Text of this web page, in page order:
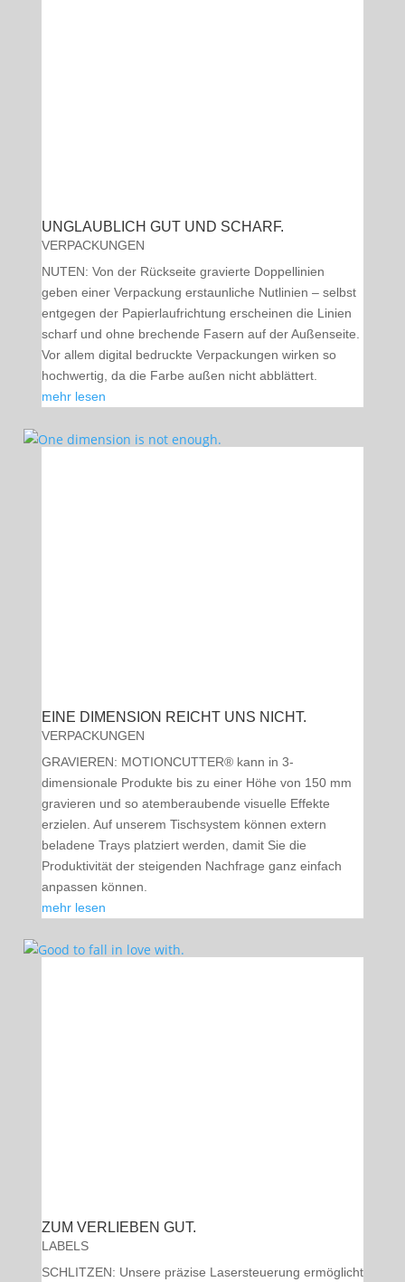
UNGLAUBLICH GUT UND SCHARF.
VERPACKUNGEN
NUTEN: Von der Rückseite gravierte Doppellinien
geben einer Verpackung erstaunliche Nutlinien – selbst
entgegen der Papierlaufrichtung erscheinen die Linien
scharf und ohne brechende Fasern auf der Außenseite.
Vor allem digital bedruckte Verpackungen wirken so
hochwertig, da die Farbe außen nicht abblättert.
mehr lesen
EINE DIMENSION REICHT UNS NICHT.
VERPACKUNGEN
GRAVIEREN: MOTIONCUTTER® kann in 3-
dimensionale Produkte bis zu einer Höhe von 150 mm
gravieren und so atemberaubende visuelle Effekte
erzielen. Auf unserem Tischsystem können extern
beladene Trays platziert werden, damit Sie die
Produktivität der steigenden Nachfrage ganz einfach
anpassen können.
mehr lesen
ZUM VERLIEBEN GUT.
LABELS
SCHLITZEN: Unsere präzise Lasersteuerung ermöglicht